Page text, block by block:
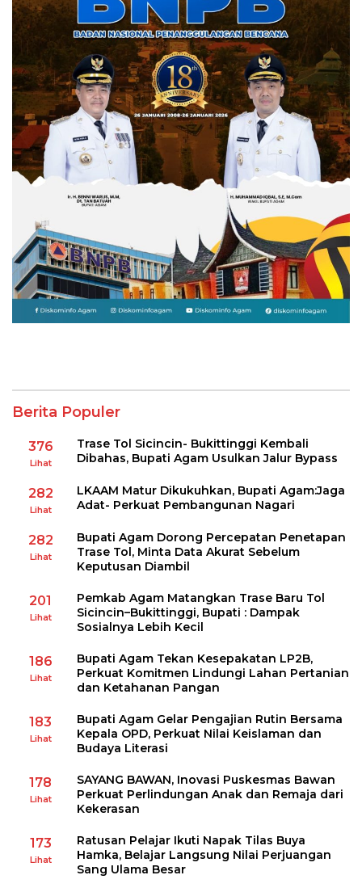
Berita Populer
376
Lihat
Trase Tol Sicincin- Bukittinggi Kembali
Dibahas, Bupati Agam Usulkan Jalur Bypass
282
Lihat
LKAAM Matur Dikukuhkan, Bupati Agam:Jaga
Adat- Perkuat Pembangunan Nagari
282
Lihat
Bupati Agam Dorong Percepatan Penetapan
Trase Tol, Minta Data Akurat Sebelum
Keputusan Diambil
201
Lihat
Pemkab Agam Matangkan Trase Baru Tol
Sicincin–Bukittinggi, Bupati : Dampak
Sosialnya Lebih Kecil
186
Lihat
Bupati Agam Tekan Kesepakatan LP2B,
Perkuat Komitmen Lindungi Lahan Pertanian
dan Ketahanan Pangan
183
Lihat
Bupati Agam Gelar Pengajian Rutin Bersama
Kepala OPD, Perkuat Nilai Keislaman dan
Budaya Literasi
178
Lihat
SAYANG BAWAN, Inovasi Puskesmas Bawan
Perkuat Perlindungan Anak dan Remaja dari
Kekerasan
173
Lihat
Ratusan Pelajar Ikuti Napak Tilas Buya
Hamka, Belajar Langsung Nilai Perjuangan
Sang Ulama Besar